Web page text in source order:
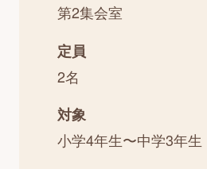
第2集会室
定員
2名
対象
小学4年生〜中学3年生